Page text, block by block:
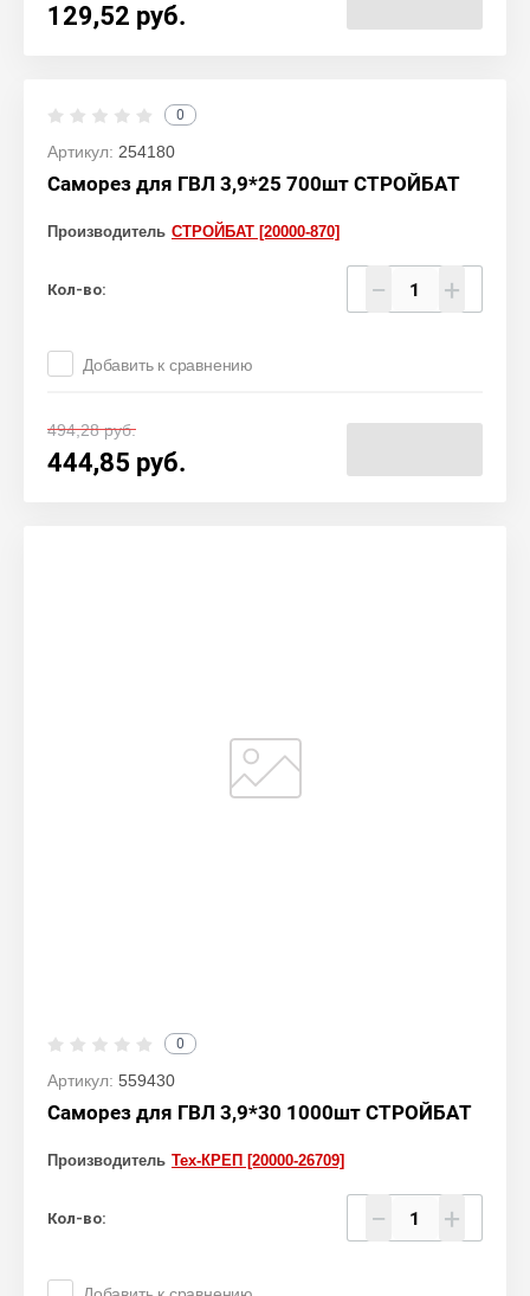
129,52 руб.
0
Артикул: 254180
Саморез для ГВЛ 3,9*25 700шт СТРОЙБАТ
Производитель СТРОЙБАТ [20000-870]
Кол-во: − +
Добавить к сравнению
494,28руб.
444,85 руб.
0
Артикул: 559430
Саморез для ГВЛ 3,9*30 1000шт СТРОЙБАТ
Производитель Тех-КРЕП [20000-26709]
Кол-во: − +